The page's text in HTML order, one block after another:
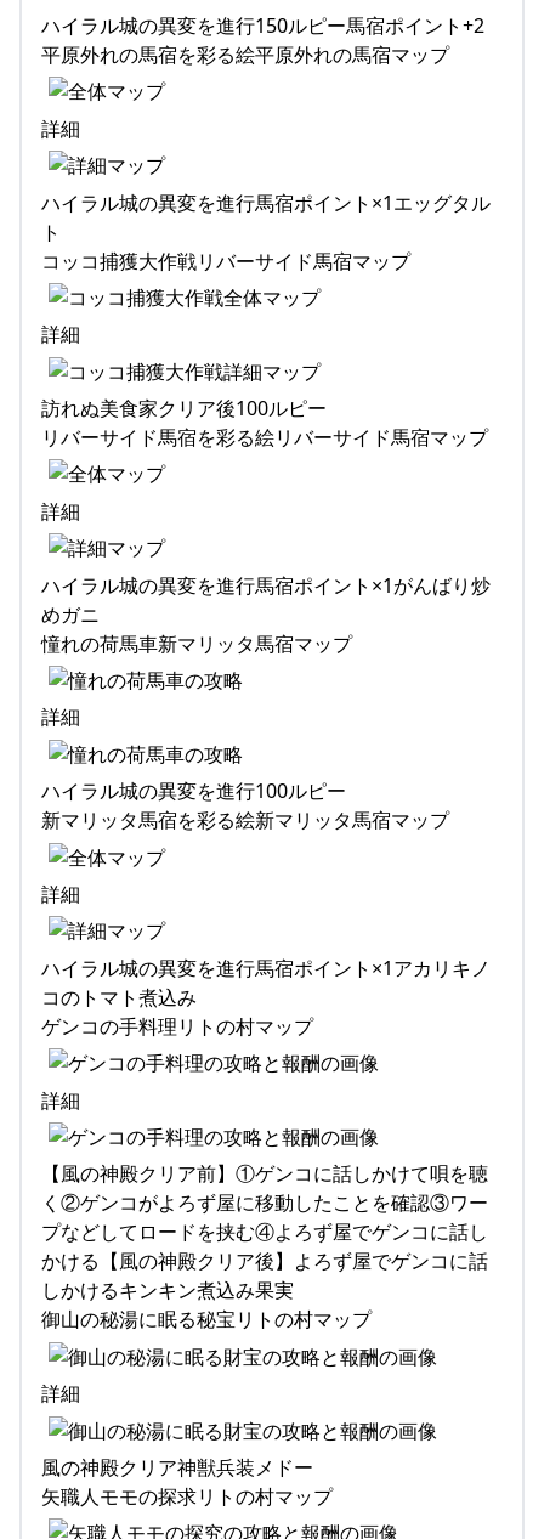
ハイラル城の異変を進行150ルピー馬宿ポイント+2
平原外れの馬宿を彩る絵平原外れの馬宿マップ
詳細
ハイラル城の異変を進行馬宿ポイント×1エッグタル
ト
コッコ捕獲大作戦リバーサイド馬宿マップ
詳細
訪れぬ美食家クリア後100ルピー
リバーサイド馬宿を彩る絵リバーサイド馬宿マップ
詳細
ハイラル城の異変を進行馬宿ポイント×1がんばり炒
めガニ
憧れの荷馬車新マリッタ馬宿マップ
詳細
ハイラル城の異変を進行100ルピー
新マリッタ馬宿を彩る絵新マリッタ馬宿マップ
詳細
ハイラル城の異変を進行馬宿ポイント×1アカリキノ
コのトマト煮込み
ゲンコの手料理リトの村マップ
詳細
【風の神殿クリア前】①ゲンコに話しかけて唄を聴
く②ゲンコがよろず屋に移動したことを確認③ワー
プなどしてロードを挟む④よろず屋でゲンコに話し
かける【風の神殿クリア後】よろず屋でゲンコに話
しかけるキンキン煮込み果実
御山の秘湯に眠る秘宝リトの村マップ
詳細
風の神殿クリア神獣兵装メドー
矢職人モモの探求リトの村マップ